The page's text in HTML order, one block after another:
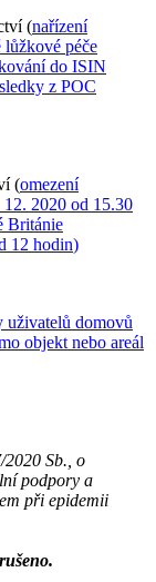
(nařízení
lůžkové péče
do ISIN
z POC
(omezení
2020 od 15.30
Británie
12 hodin)
uživatelů domovů
objekt nebo areál
2020 Sb., o
podpory a
při epidemii